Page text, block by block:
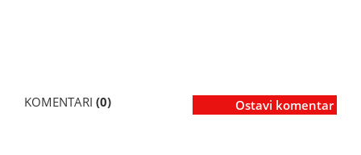
KOMENTARI (0) Ostavi komentar